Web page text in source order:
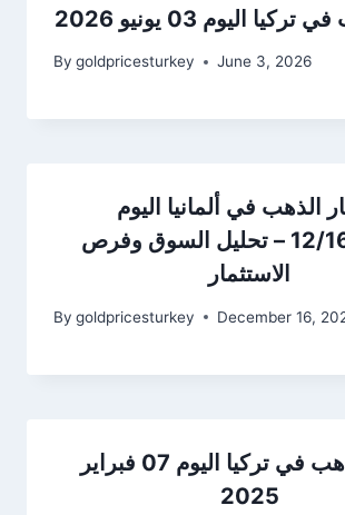
اليوم 03 يونيو 2026
By goldpricesturkey June 3, 2026
الذهب في ألمانيا اليوم
12/16/2025 – تحليل السوق وفرص
الاستثمار
By goldpricesturkey December 16,
سعر الذهب في تركيا اليوم 07 فبراير
2025